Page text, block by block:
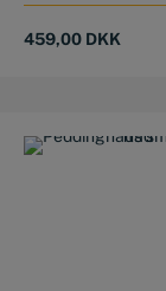
459,00 DKK